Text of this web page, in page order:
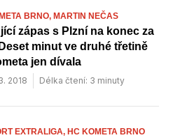
BRNO, MARTIN NEČAS
zápas s Plzní na konec za
minut ve druhé třetině
jen dívala
2018 Délka čtení: 3 minuty
EXTRALIGA, HC KOMETA BRNO